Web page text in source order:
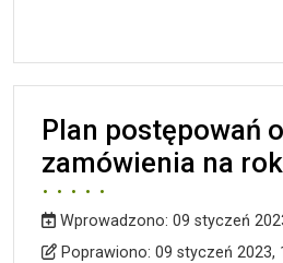
Plan postępowań
zamówienia na
Wprowadzono
Wprowadzono: 09 styczeń
Poprawiono
Poprawiono: 09 styczeń 2023,